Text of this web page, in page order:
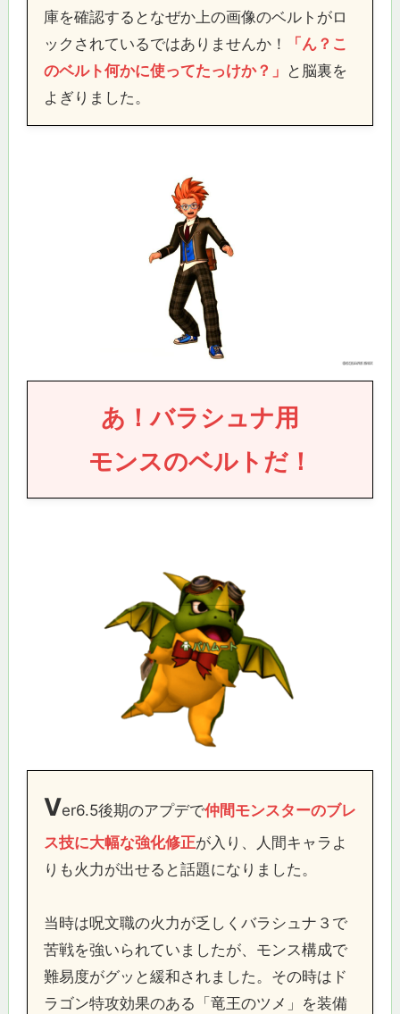
庫を確認するとなぜか上の画像のベルトがロ
ックされているではありませんか！
「ん？こ
のベルト何かに使ってたっけか？」 と脳裏を
よぎりました。
あ！バラシュナ用
モンスのベルトだ！
Ver6.5後期のアプデで仲間モンスターのブレ
ス技に大幅な強化修正が入り、人間キャラよ
りも火力が出せると話題になりました。
当時は呪文職の火力が乏しくバラシュナ３で
苦戦を強いられていましたが、モンス構成で
難易度がグッと緩和されました。その時はド
ラゴン特攻効果のある「竜王のツメ」を装備